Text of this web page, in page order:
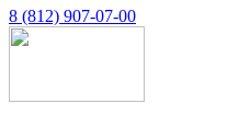
8 (812) 907-07-00